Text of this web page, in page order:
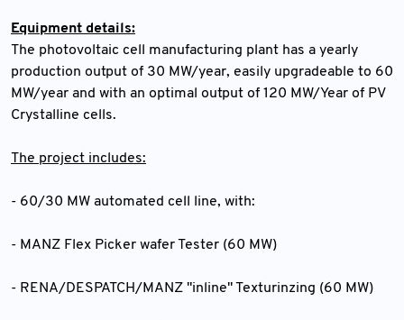
Equipment details:
The photovoltaic cell manufacturing plant has a yearly
production output of 30 MW/year, easily upgradeable to 60
MW/year and with an optimal output of 120 MW/Year of PV
Crystalline cells.
The project includes:
- 60/30 MW automated cell line, with:
- MANZ Flex Picker wafer Tester (60 MW)
- RENA/DESPATCH/MANZ "inline" Texturinzing (60 MW)